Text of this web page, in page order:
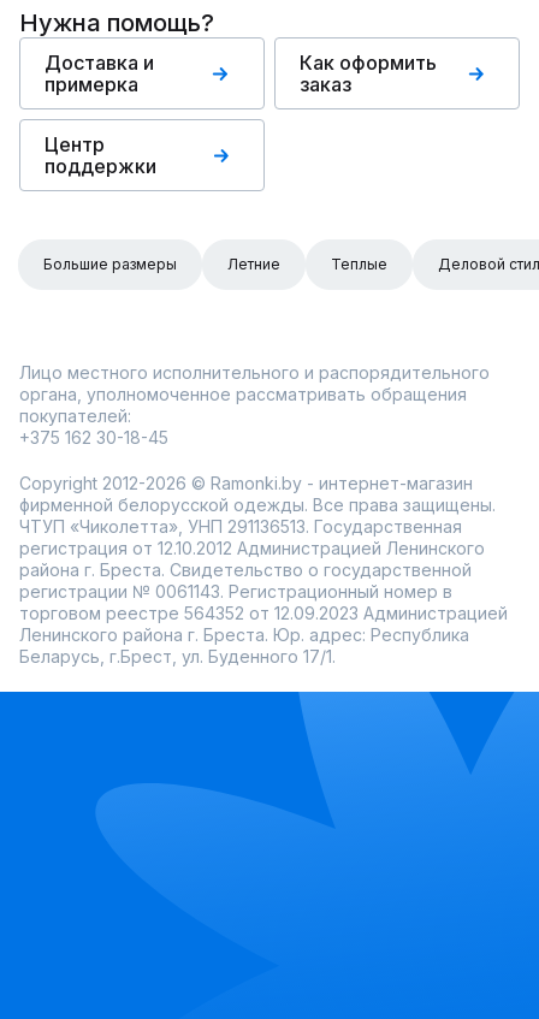
Нужна помощь?
Доставка и
примерка
Как оформить
заказ
Центр
поддержки
Большие размеры Летние Теплые Деловой
Лицо местного исполнительного и распорядительного
органа, уполномоченное рассматривать обращения
покупателей:
+375 162 30-18-45
Copyright 2012-2026 © Ramonki.by - интернет-магазин
фирменной белорусской одежды. Все права защищены.
ЧТУП «Чиколетта», УНП 291136513. Государственная
регистрация от 12.10.2012 Администрацией Ленинского
района г. Бреста. Свидетельство о государственной
регистрации № 0061143. Регистрационный номер в
торговом реестре 564352 от 12.09.2023 Администрацией
Ленинского района г. Бреста. Юр. адрес: Республика
Беларусь, г.Брест, ул. Буденного 17/1.